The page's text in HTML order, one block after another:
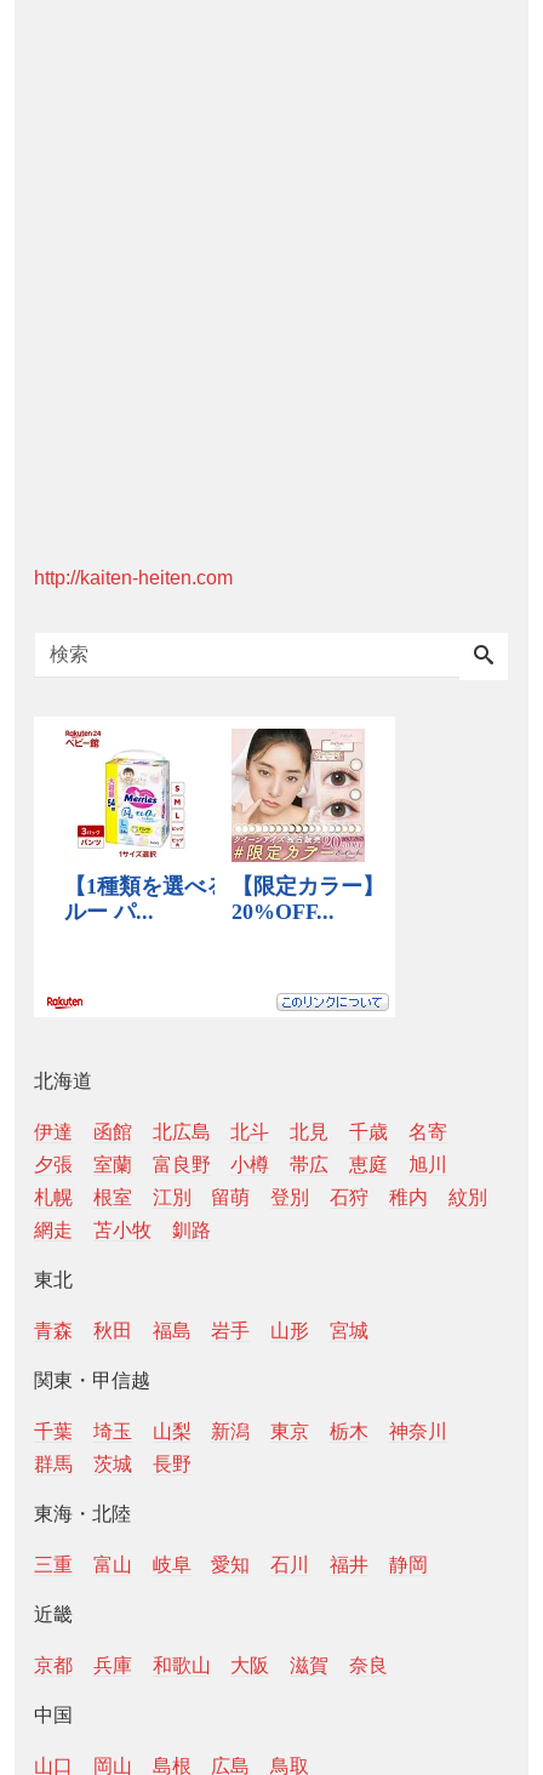
http://kaiten-heiten.com
北海道
伊達 函館 北広島 北斗 北見 千歳
名寄
夕張
室蘭 富良野 小樽 帯広 恵庭
旭川
札幌
根室 江別 留萌 登別 石狩 稚内
紋別
網走
苫小牧 釧路
東北
青森 秋田 福島 岩手 山形 宮城
関東・甲信越
千葉 埼玉 山梨 新潟 東京 栃木
神奈川
群馬
茨城 長野
東海・北陸
三重 富山 岐阜 愛知 石川 福井 静岡
近畿
京都 兵庫 和歌山 大阪 滋賀 奈良
中国
山口 岡山 島根 広島
鳥取